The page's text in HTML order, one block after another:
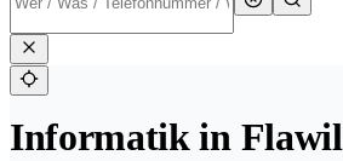
Informatik in Flawil